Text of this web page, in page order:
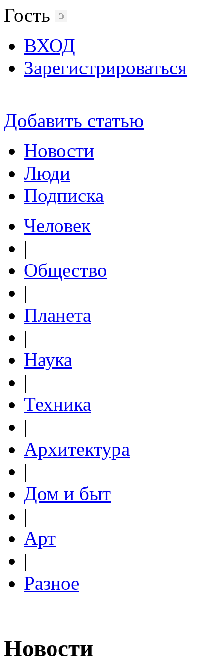
Гость
ВХОД
Зарегистрироваться
Добавить статью
Новости
Люди
Подписка
Человек
|
Общество
|
Планета
|
Наука
|
Техника
|
Архитектура
|
Дом и быт
|
Арт
|
Разное
Новости